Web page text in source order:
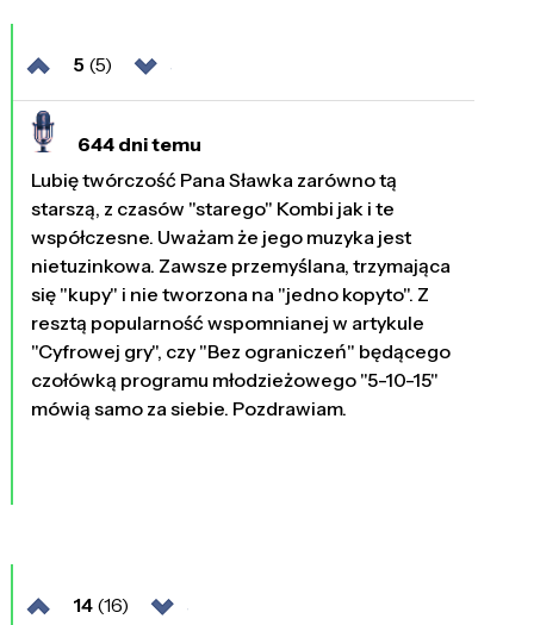
5 (5)
644 dni temu
Lubię twórczość Pana Sławka zarówno tą
starszą, z czasów "starego" Kombi jak i te
współczesne. Uważam że jego muzyka jest
nietuzinkowa. Zawsze przemyślana, trzymająca
się "kupy" i nie tworzona na "jedno kopyto". Z
resztą popularność wspomnianej w artykule
"Cyfrowej gry", czy "Bez ograniczeń" będącego
czołówką programu młodzieżowego "5-10-15"
mówią samo za siebie. Pozdrawiam.
14(16)